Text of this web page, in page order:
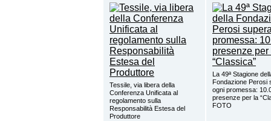
Tessile, via libera della
Conferenza Unificata al
regolamento sulla
Responsabilità Estesa del
Produttore
La 49ª Stagione
Fondazione Perosi
ogni promessa:
presenze per la
FOTO